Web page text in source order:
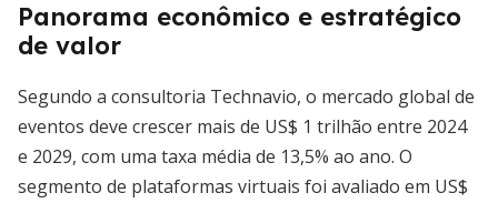
Panorama econômico e estratégico
de valor
Segundo a consultoria Technavio, o mercado global de
eventos deve crescer mais de US$ 1 trilhão entre 2024
e 2029, com uma taxa média de 13,5% ao ano. O
segmento de plataformas virtuais foi avaliado em US$